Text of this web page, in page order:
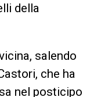
della
salendo
che ha
nel posticipo